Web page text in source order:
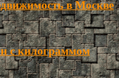
в Москве
с килограммом